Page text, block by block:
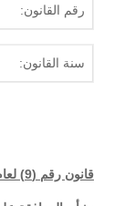
رقم القانون:
سنة القانون:
قانون رقم (9) لعام 2003